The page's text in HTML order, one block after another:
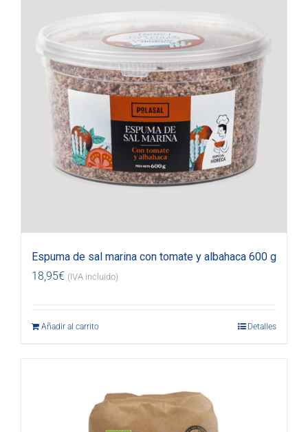
Espuma de sal marina con tomate y albahaca 600 g
18,95€ (IVA incluido)
Añadir al carrito Detalles